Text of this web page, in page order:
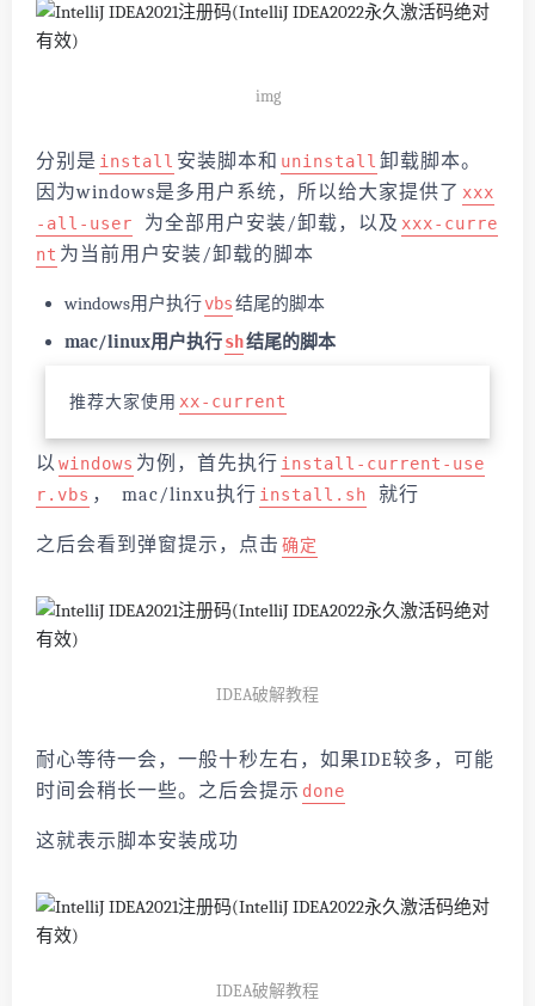
img
分别是 install 安装脚本和 uninstall 卸载脚本。
因为windows是多用户系统，所以给大家提供了 xxx
-all-user
为全部用户安装/卸载，以及 xxx-curre
nt 为当前用户安装/卸载的脚本
windows用户执行vbs结尾的脚本
mac/linux用户执行sh结尾的脚本
推荐大家使用 xx-current
以 windows 为例，首先执行 install-current-use
r.vbs ， mac/linxu执行 install.sh 就行
之后会看到弹窗提示，点击 确定
IDEA破解教程
耐心等待一会，一般十秒左右，如果IDE较多，可能
时间会稍长一些。之后会提示 done
这就表示脚本安装成功
IDEA破解教程